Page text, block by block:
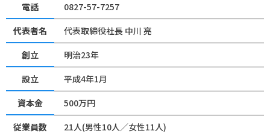
電話
0827-57-7257
代表者名
代表取締役社長 中川 亮
創立
明治23年
設立
平成4年1月
資本金
500万円
従業員数
21人(男性10人／女性11人)